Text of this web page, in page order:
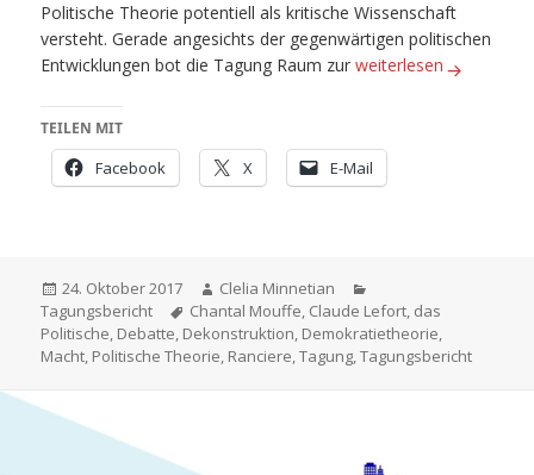
Politische Theorie potentiell als kritische Wissenschaft
versteht. Gerade angesichts der gegenwärtigen politischen
Entwicklungen bot die Tagung Raum zurPolitische Theorie
weiterlesen
TEILEN MIT
Facebook X E-Mail
Veröffentlicht
am
24. Oktober 2017 Autor
Clelia Minnetian
Tagungsbericht
Schlagwörter
Chantal Mouffe, Claude Lefort, das
Politische, Debatte, Dekonstruktion, Demokratietheorie,
Macht, Politische Theorie, Ranciere,Tagung,Tagungsbericht